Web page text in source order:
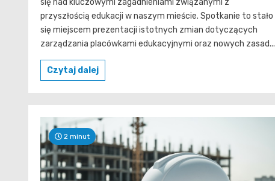
się nad kluczowymi zagadnieniami związanymi z
przyszłością edukacji w naszym mieście. Spotkanie to stało
się miejscem prezentacji istotnych zmian dotyczących
zarządzania placówkami edukacyjnymi oraz nowych zasad...
Czytaj dalej
2 minut